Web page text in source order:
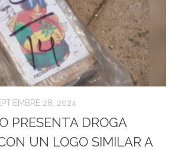
28, 2024
PRESENTA DROGA
UN LOGO SIMILAR A